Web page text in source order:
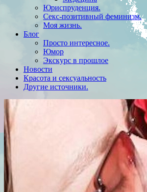
Юриспруденция.
Секс-позитивный феминизм.
Моя жизнь.
Блог
Просто интересное.
Юмор
Экскурс в прошлое
Новости
Красота и сексуальность
Другие источники.